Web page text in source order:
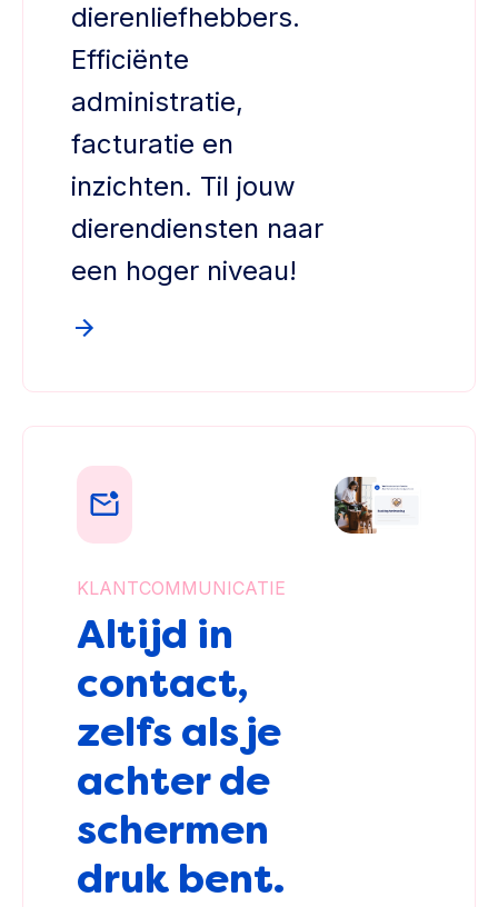
dierenliefhebbers.
Efficiënte
administratie,
facturatie en
inzichten. Til jouw
dierendiensten naar
een hoger niveau!
KLANTCOMMUNICATIE
Altijd in
contact,
zelfs als je
achter de
schermen
druk bent.